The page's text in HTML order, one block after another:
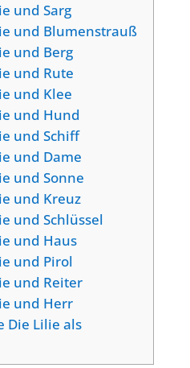
und Sarg
und Blumenstrauß
und Berg
und Rute
und Klee
und Hund
und Schiff
und Dame
und Sonne
und Kreuz
und Schlüssel
und Haus
und Pirol
und Reiter
und Herr
Die Lilie als